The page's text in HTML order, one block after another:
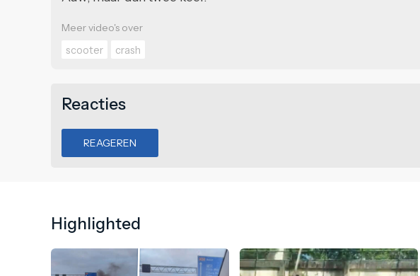
Meer video's over
scooter
crash
Reacties
REAGEREN
Highlighted